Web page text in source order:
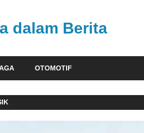
dalam Berita
OTOMOTIF